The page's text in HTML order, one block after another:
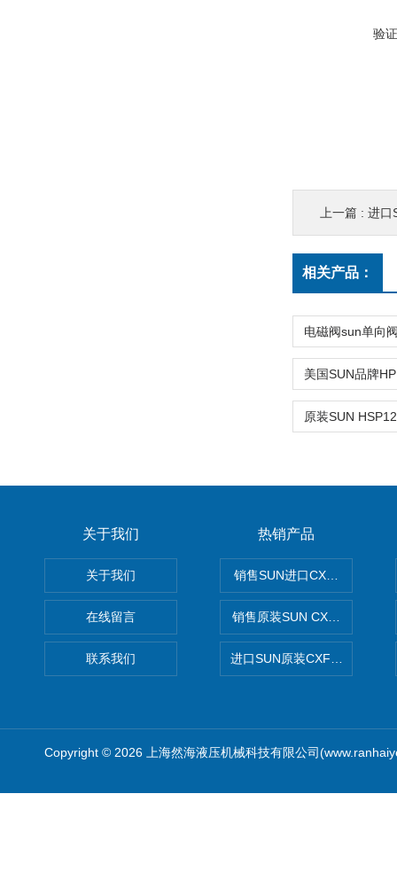
验
上一篇 : 进口
相关产品：
关于我们
关于我们
在线留言
联系我们
热销产品
销售SUN进口CXGDXCN插
销售原装SUN CXJAXCN全
进口SUN原装CXFAXCN导压
Copyright © 2026 上海然海液压机械科技有限公司